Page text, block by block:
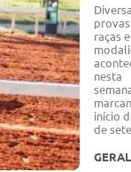
raças e
nesta
início
de
GERAL